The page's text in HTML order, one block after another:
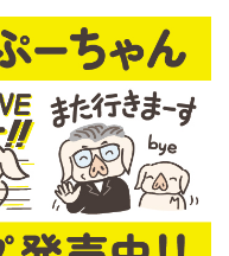
ホーム
お問い合わせ